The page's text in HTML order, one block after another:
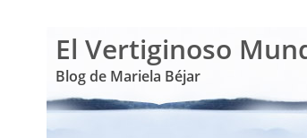
El Vertiginoso
Blog de Mariela Béjar